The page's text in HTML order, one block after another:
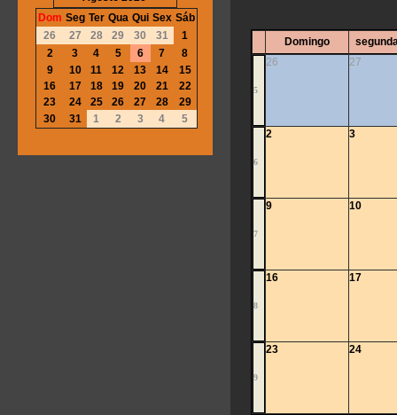
Domingo
5
26 27
6
2 3
7
9 10
8
16 17
9
23 24
Dom Seg Ter Qua Qui Sex Sáb
26
27 28 29 30 31
1
2
3 4 5 6 7
8
9
10 11 12 13 14
15
16
17 18 19 20 21
22
23
24 25 26 27 28
29
30
31 1 2 3 4 5